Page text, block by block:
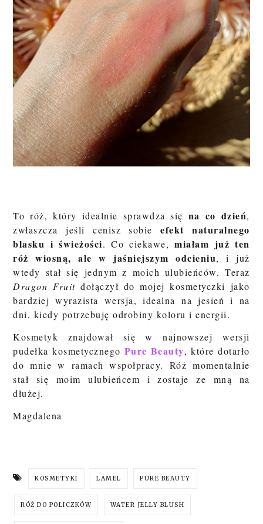
To róż, który idealnie sprawdza się na co dzień,
zwłaszcza jeśli cenisz sobieefekt naturalnego
blasku i świeżości. Co ciekawe,miałam już ten
róż wiosną, ale w jaśniejszym odcieniu, i już
wtedy stał się jednym z moich ulubieńców. Teraz
Dragon Fruit dołączył do mojej kosmetyczki jako
bardziej wyrazista wersja, idealna na jesień i na
dni, kiedy potrzebuję odrobiny koloru i energii.
Kosmetyk znajdował się w najnowszej wersji
pudełka kosmetycznego Pure Beauty, które dotarło
do mnie w ramach wspołpracy. Róż momentalnie
stał się moim ulubieńcem i zostaje ze mną na
dłużej.
Magdalena
KOSMETYKI LAMEL PURE BEAUTY
RÓŻ DO POLICZKÓW WATER JELLY BLUSH